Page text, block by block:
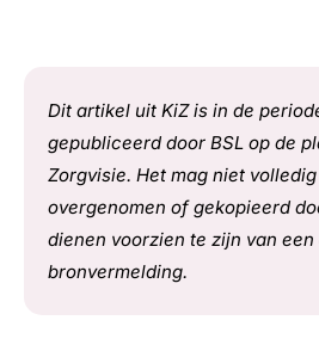
Dit artikel uit KiZ is in de
gepubliceerd door BSL op de
Zorgvisie. Het mag niet
overgenomen of gekopieerd
dienen voorzien te zijn van
bronvermelding.